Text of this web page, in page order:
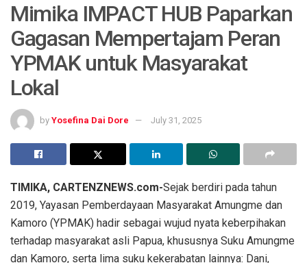
Mimika IMPACT HUB Paparkan
Gagasan Mempertajam Peran
YPMAK untuk Masyarakat
Lokal
by Yosefina Dai Dore July 31, 2025
TIMIKA, CARTENZNEWS.com-Sejak berdiri pada tahun
2019, Yayasan Pemberdayaan Masyarakat Amungme dan
Kamoro (YPMAK) hadir sebagai wujud nyata keberpihakan
terhadap masyarakat asli Papua, khususnya Suku Amungme
dan Kamoro, serta lima suku kekerabatan lainnya: Dani,